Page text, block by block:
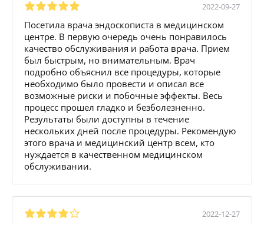
2022-09-27
Посетила врача эндоскописта в медицинском
центре. В первую очередь очень понравилось
качество обслуживания и работа врача. Прием
был быстрым, но внимательным. Врач
подробно объяснил все процедуры, которые
необходимо было провести и описал все
возможные риски и побочные эффекты. Весь
процесс прошел гладко и безболезненно.
Результаты были доступны в течение
нескольких дней после процедуры. Рекомендую
этого врача и медицинский центр всем, кто
нуждается в качественном медицинском
обслуживании.
2022-12-27